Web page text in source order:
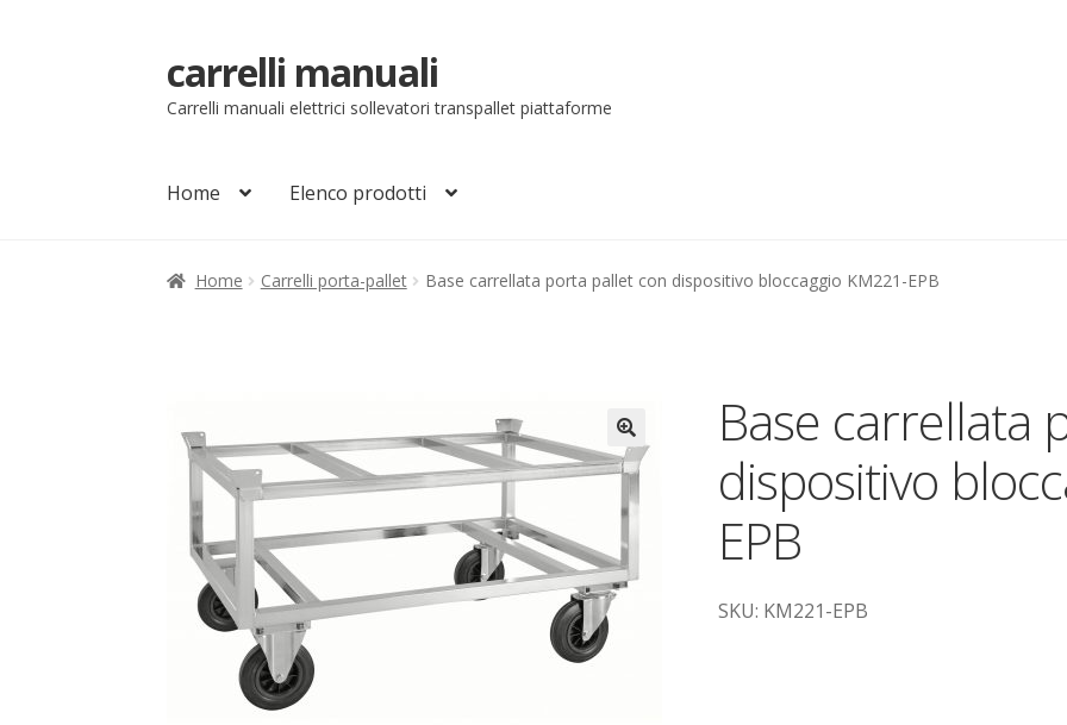
Vai
alla
navigazione
Vai
al
contenuto
carrelli manuali
Carrelli manuali elettrici sollevatori transpallet piattaforme
Home Elenco prodotti
Home Carrello Chi siamo Come ordinareCome registrarsi al sito Contatti costruttoriDove siamo
Home Carrelli porta-pallet Base carrellata porta pallet con dispositivo bloccaggio KM221-EPB
🔍
Base carrellata
dispositivo
EPB
SKU: KM221-EPB